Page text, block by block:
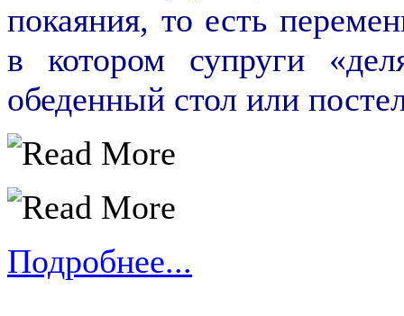
покаяния, то есть
в котором супруги
обеденный стол или
Подробнее...